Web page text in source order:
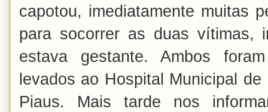
capotou, imediatamente muitas
para socorrer as duas vítimas,
estava gestante. Ambos
levados ao Hospital Municipal
Piaus. Mais tarde nos